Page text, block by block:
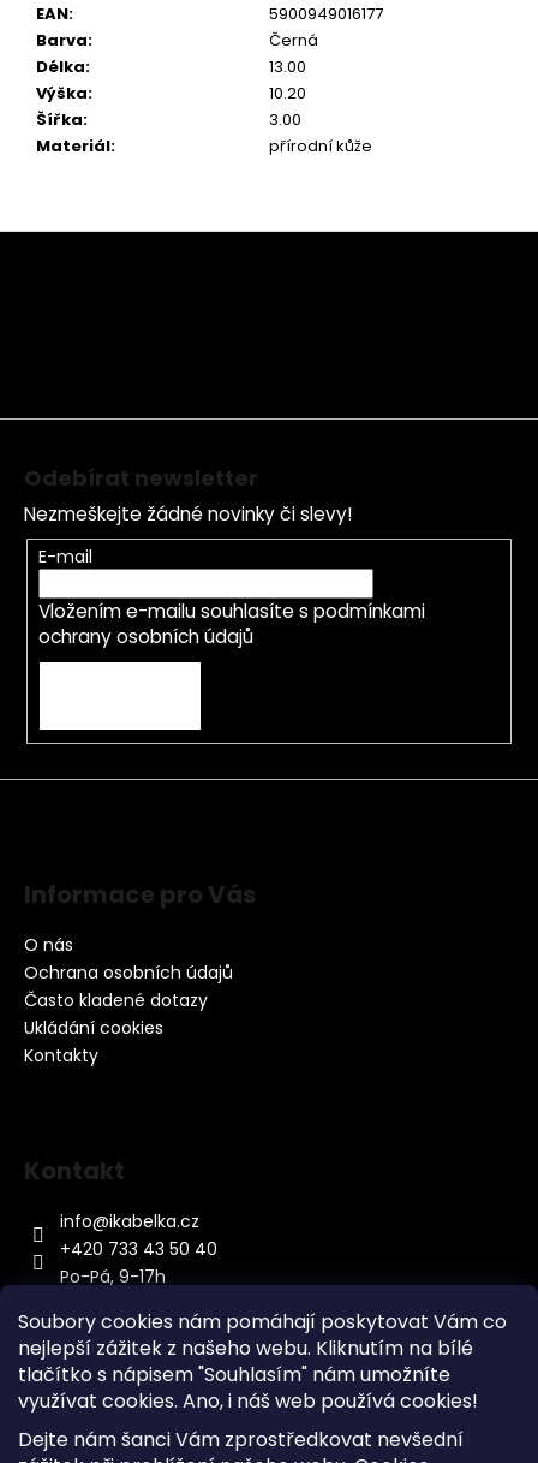
Soubory cookies nám pomáhají poskytovat Vám co
nejlepší zážitek z našeho webu. Kliknutím na bílé
tlačítko s nápisem "Souhlasím" nám umožníte
využívat cookies. Ano, i náš web používá cookies!
Dejte nám šanci Vám zprostředkovat nevšední
EAN:
5900949016177
Barva:
Černá
Délka:
13.00
Výška:
10.20
Šířka:
3.00
Materiál: přírodní kůže
Z
Odebírat newsletter
Nezmeškejte žádné novinky či slevy!
E-mail
Vložením e-mailu souhlasíte s podmínkami
ochrany osobních údajů
Informace pro Vás
O nás
Ochrana osobních údajů
Často kladené dotazy
Ukládání cookies
Kontakty
Kontakt
info@ikabelka.cz
+420 733 43 50 40
Po-Pá, 9-17h
Kontakt